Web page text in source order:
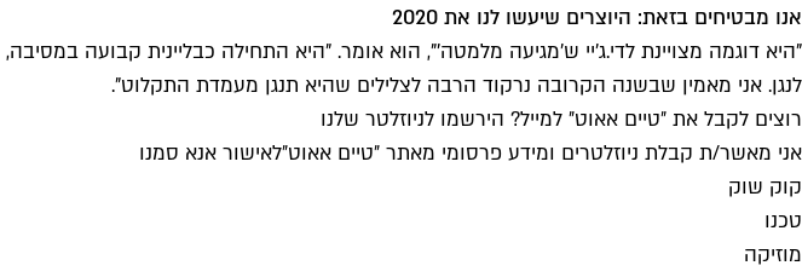
אנו מבטיחים בזאת: היוצרים שיעשו לנו את 2020
"היא דוגמה מצויינת לדי.ג'יי ש'מגיעה מלמטה'", הוא אומר. "היא התחילה כבליינית קבועה
לנגן. אני מאמין שבשנה הקרובה נרקוד הרבה לצלילים שהיא תנגן מעמדת התקלוט".
רוצים לקבל את ״טיים אאוט״ למייל? הירשמו לניוזלטר שלנו
אני מאשר/ת קבלת ניוזלטרים ומידע פרסומי מאתר ״טיים אאוט״לאישור אנא סמנו
קוק שוק
טכנו
מוזיקה